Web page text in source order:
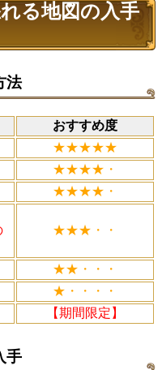
る地図の入手
法
おすすめ度
★★★★★
★★★★・
★★★★・
★★★・・
★★・・・
★・・・・
【期間限定】
手